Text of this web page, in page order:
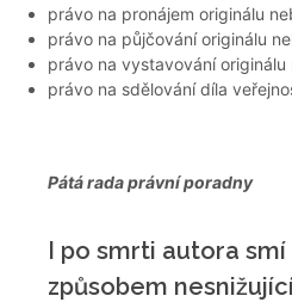
právo na pronájem originálu
právo na půjčování originálu
právo na vystavování
právo na sdělování díla
Pátá rada právní poradny
I po smrti autora
způsobem